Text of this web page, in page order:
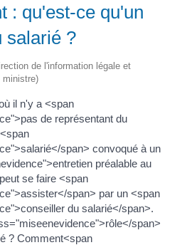
: qu'est-ce qu'un
salarié ?
de l'information légale et
ministre)
il n'y a <span
de représentant du
span> convoqué à un
préalable au
se faire <span
span> par un <span
du salarié</span>.
span>
? Comment<span